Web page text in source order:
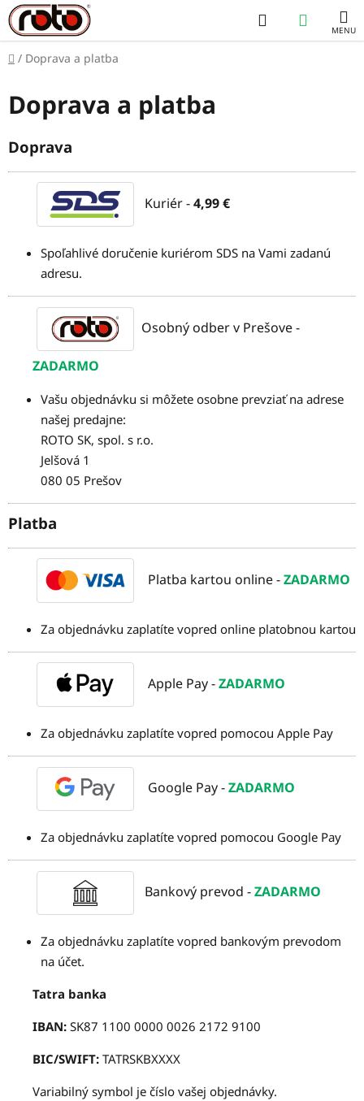
Prejsť
na
obsah
Hľadať
KOŠÍK
Domov
/ Doprava a platba
Doprava a platba
Doprava
Kuriér -4,99 €
Spoľahlivé doručenie kuriérom SDS na Vami zadanú
adresu.
Osobný odber v Prešove -
ZADARMO
Vašu objednávku si môžete osobne prevziať na adrese
našej predajne:
ROTO SK, spol. s r.o.
Jelšová 1
080 05 Prešov
Platba
Platba kartou online -ZADARMO
Za objednávku zaplatíte vopred online platobnou kartou
Apple Pay -ZADARMO
Za objednávku zaplatíte vopred pomocou Apple Pay
Google Pay -ZADARMO
Za objednávku zaplatíte vopred pomocou Google Pay
Bankový prevod -ZADARMO
Za objednávku zaplatíte vopred bankovým prevodom
na účet.
Tatra banka
IBAN: SK87 1100 0000 0026 2172 9100
BIC/SWIFT: TATRSKBXXXX
Variabilný symbol je číslo vašej objednávky.